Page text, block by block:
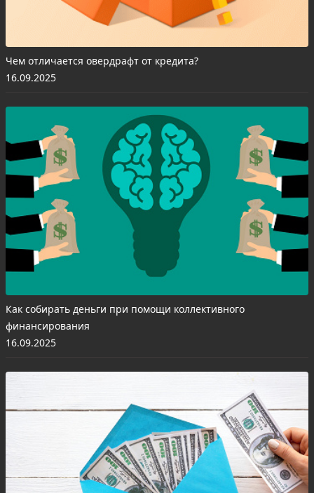
Чем отличается овердрафт от кредита?
16.09.2025
Как собирать деньги при помощи коллективного
финансирования
16.09.2025